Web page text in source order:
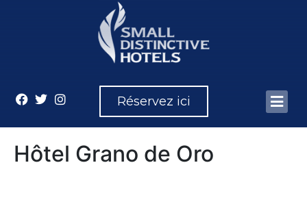
Réservez ici
Hôtel Grano de Oro